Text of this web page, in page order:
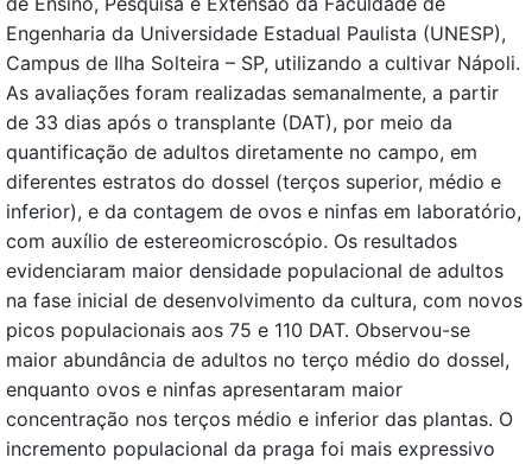
Engenharia da Universidade Estadual Paulista (UNESP),
Campus de Ilha Solteira – SP, utilizando a cultivar Nápoli.
As avaliações foram realizadas semanalmente, a partir
de 33 dias após o transplante (DAT), por meio da
quantificação de adultos diretamente no campo, em
diferentes estratos do dossel (terços superior, médio e
inferior), e da contagem de ovos e ninfas em laboratório,
com auxílio de estereomicroscópio. Os resultados
evidenciaram maior densidade populacional de adultos
na fase inicial de desenvolvimento da cultura, com novos
picos populacionais aos 75 e 110 DAT. Observou-se
maior abundância de adultos no terço médio do dossel,
enquanto ovos e ninfas apresentaram maior
concentração nos terços médio e inferior das plantas. O
incremento populacional da praga foi mais expressivo